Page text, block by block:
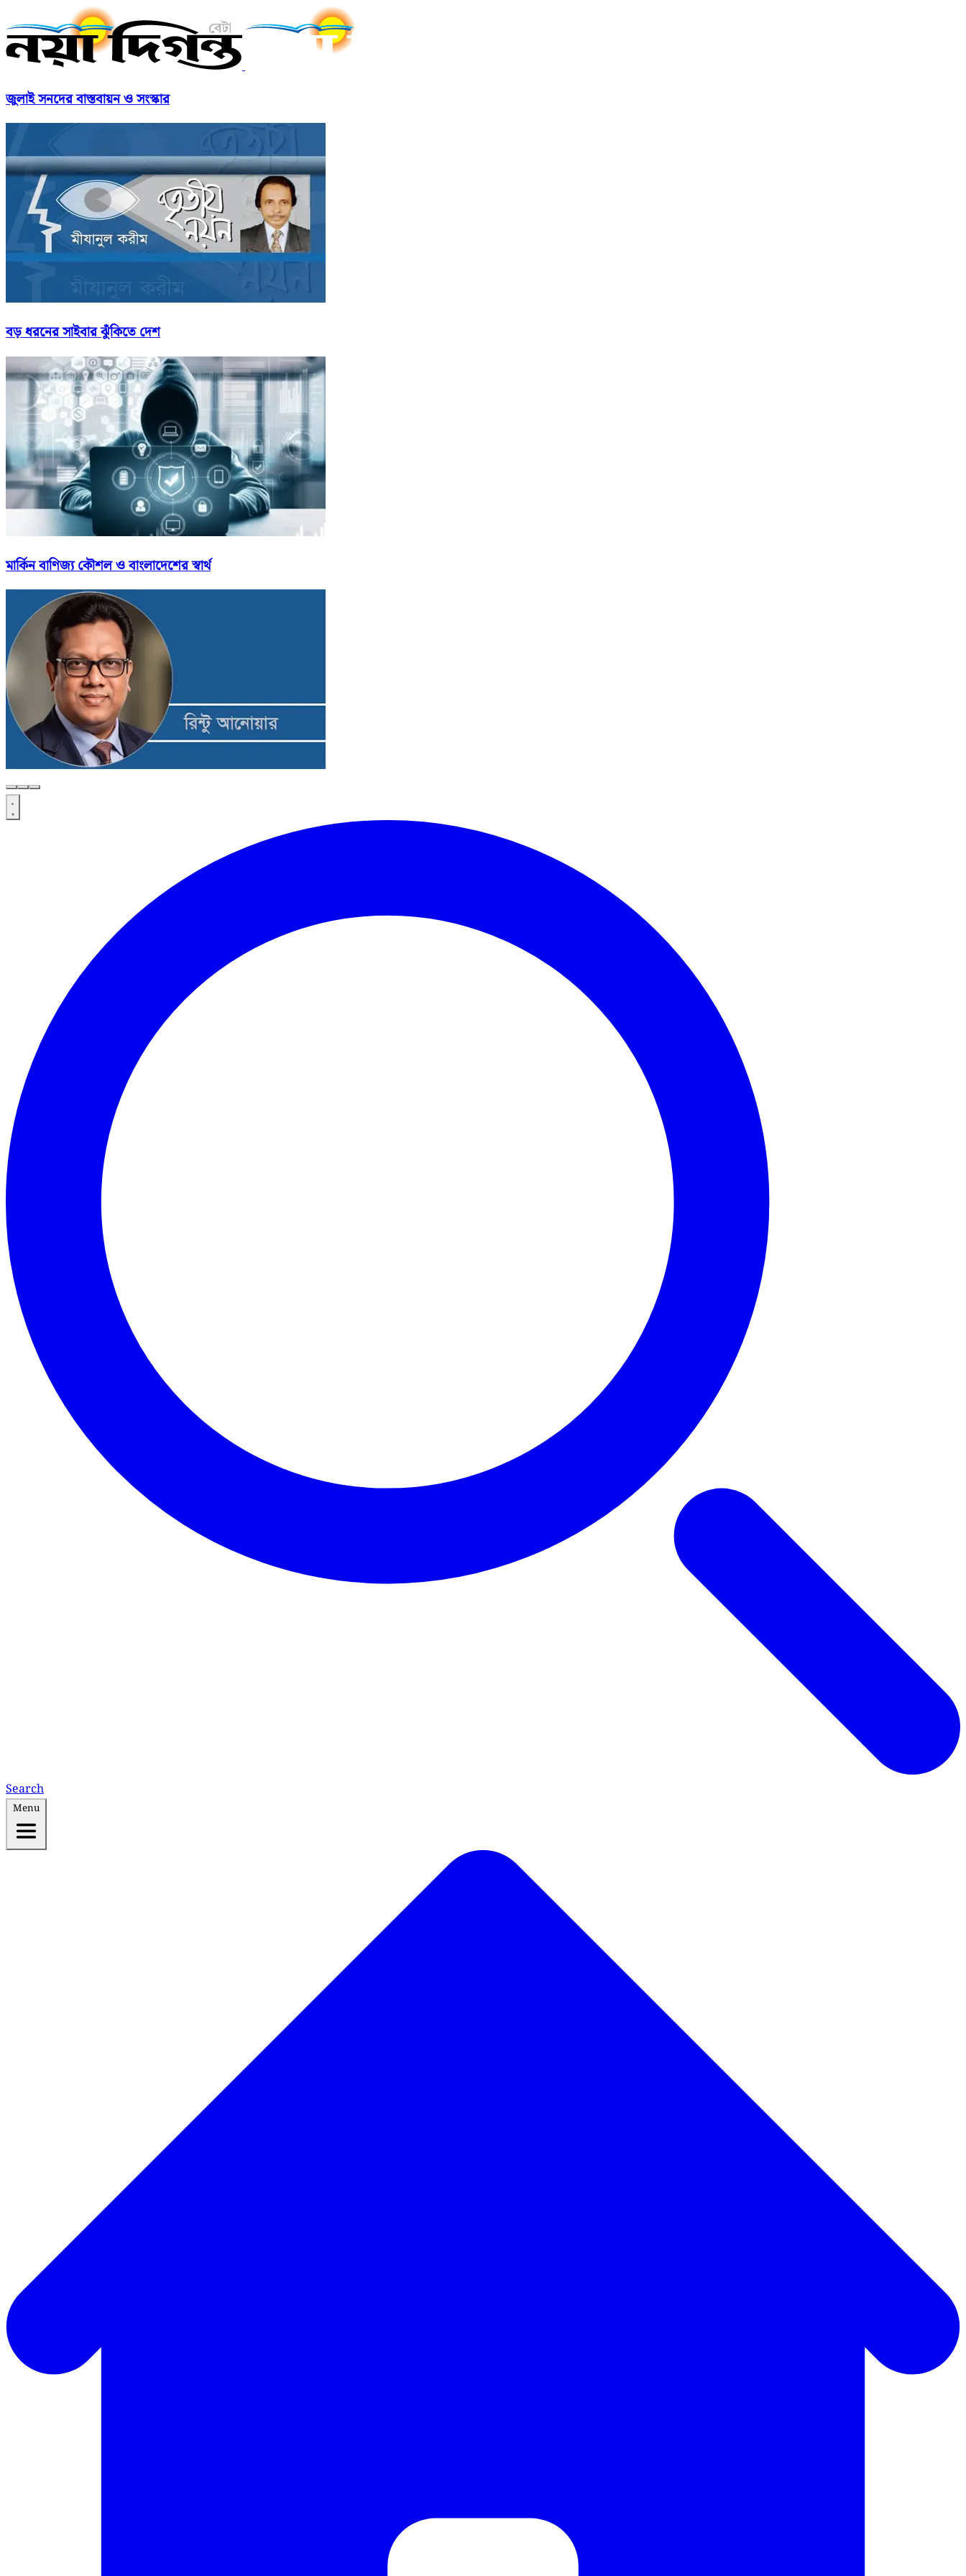
জুলাই সনদের বাস্তবায়ন ও সংস্কার
বড় ধরনের সাইবার ঝুঁকিতে দেশ
মার্কিন বাণিজ্য কৌশল ও বাংলাদেশের স্বার্থ
Search
Menu